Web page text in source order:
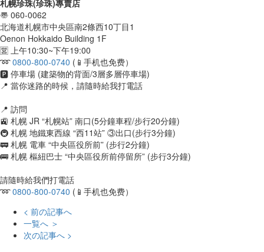
札幌珍珠(珍珠)專賣店
〠 060-0062
北海道札幌市中央區南2條西10丁目1
Oenon Hokkaido Building 1F
🈺 上午10:30~下午19:00
➿0800-800-0740 (📱手机也免费）
🅿️ 停車場 (建築物的背面/3層多層停車場)
📍 當你迷路的時候，請隨時給我打電話
📍 訪問
🚉 札幌 JR “札幌站” 南口(5分鐘車程/步行20分鐘)
🚇 札幌 地鐵東西線 “西11站” ③出口(步行3分鐘)
🚃 札幌 電車 “中央區役所前” (步行2分鐘)
🚌 札幌 樞紐巴士 “中央區役所前停留所” (步行3分鐘)
請隨時給我們打電話
➿0800-800-0740 (📱手机也免费）
< 前の記事へ
一覧へ ＞
次の記事へ >